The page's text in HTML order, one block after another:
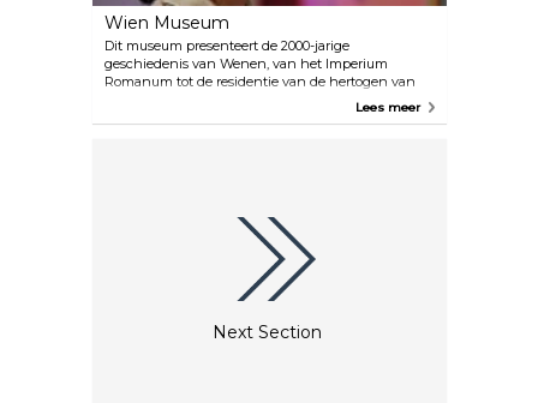
Wien Museum
Dit museum presenteert de 2000-jarige
geschiedenis van Wenen, van het Imperium
Romanum tot de residentie van de hertogen van
heerschappij tot op heden. De geschiedenis van de
Wenen te illustreren. Het Wien Museum heeft ook
een uitzonderlijke Klimt-collectie met 's werelds
grootste collectie van zijn tekeningen, bestaande
uit absolute meesterwerken, schetsen en voorlopige
schetsen uit alle stadia van zijn creatieve leven.
Lees meer
Next Section